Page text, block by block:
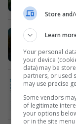
Store
Learn
Your personal
your device
data) may be
partners, or used
may use precise
Some vendors
of legitimate
your options
or in the site